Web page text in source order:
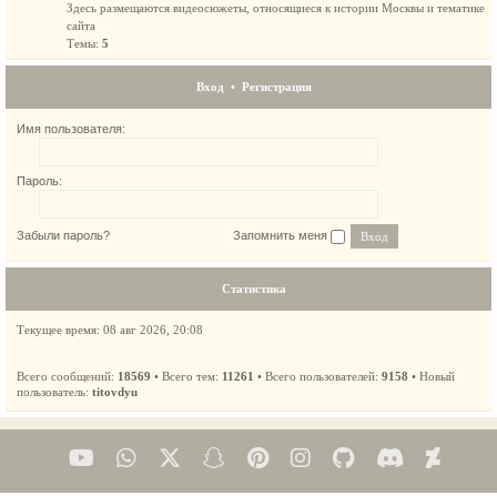
Здесь размещаются видеосюжеты, относящиеся к истории Москвы и тематике
сайта
Темы: 5
Вход • Регистрация
Имя пользователя:
Пароль:
Забыли пароль? Запомнить меня
Статистика
Текущее время: 08 авг 2026, 20:08
Всего сообщений: 18569 • Всего тем: 11261 • Всего пользователей: 9158 • Новый
пользователь: titovdyu